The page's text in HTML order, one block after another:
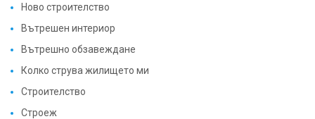
Ново строителство
Вътрешен интериор
Вътрешно обзавеждане
Колко струва жилището ми
Строителство
Строеж